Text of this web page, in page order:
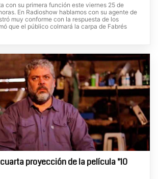
con su primera función este viernes 25 de
En Radioshow hablamos con su agente de
muy conforme con la respuesta de los
que el público colmará la carpa de Fabrés
proyección de la película "10